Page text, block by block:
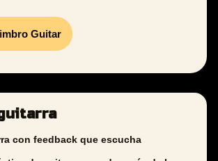
Guitar
con feedback que escucha